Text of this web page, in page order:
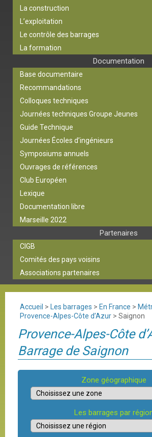
La construction
L’exploitation
Le contrôle des barrages
La formation
Documentation
Base documentaire
Recommandations
Colloques techniques
Journées techniques Groupe Jeunes
Guide Technique
Journées Écoles d’ingénieurs
Symposiums annuels
Ouvrages de références
Club Européen
Lexique
Documentation libre
Marseille 2022
Partenaires
CIGB
Comités des pays voisins
Associations partenaires
Accueil > Les barrages > En France >
Provence-Alpes-Côte d’Azur > Saignon
Provence-Alpes-Côte
Barrage de Saignon
Zone géographique
Les barrages par